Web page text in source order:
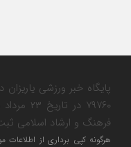
پایگاه خبر ورزشی
فرهنگ و ارشاد اسلامی
هرگونه کپی برداری از